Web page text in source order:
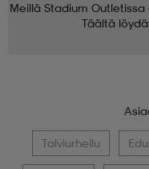
Meillä Stadium
Täältä
Talviurheilu